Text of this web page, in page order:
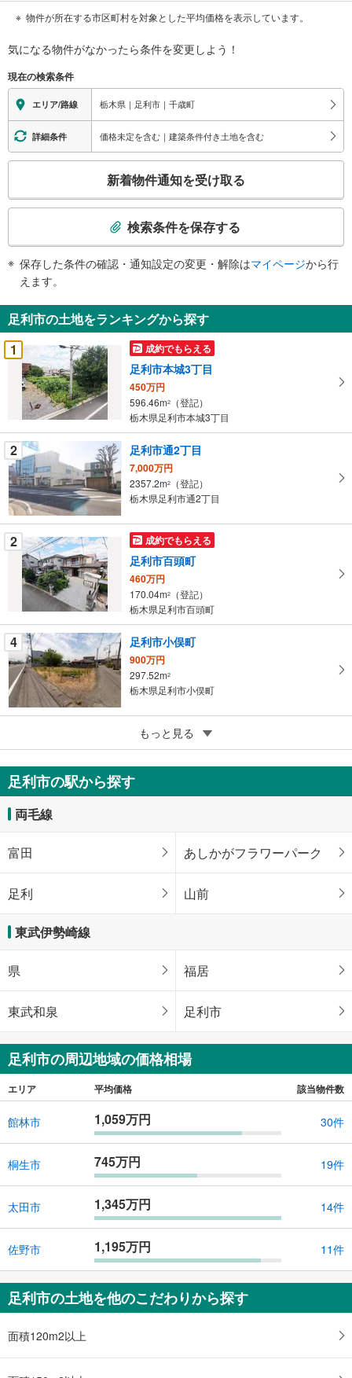
物件が所在する市区町村を対象とした平均価格を表示しています。
気になる物件がなかったら条件を変更しよう！
現在の検索条件
エリア/路線 栃木県｜足利市｜千歳町
詳細条件 価格未定を含む｜建築条件付き土地を含む
検
知
を
受
け
件
を
マ
イ
ペ
ー
ジ
る
新着物件通知を受け取る
検索条件を保存する
保存した条件の確認・通知設定の変更・解除はマイページから行
えます。
足利市の土地をランキングから探す
1
成約でもらえる
足利市本城3丁目
450万円
596.46m2
（登記）
栃木県足利市本城3丁目
2 足利市通2丁目
7,000万円
2357.2m2
（登記）
栃木県足利市通2丁目
2 成約でもらえる
足利市百頭町
460万円
170.04m2
（登記）
栃木県足利市百頭町
4 足利市小俣町
900万円
297.52m2
栃木県足利市小俣町
足利市助戸仲町
600万円
494m2（登記）
栃木県足利市助戸仲町
もっと見る
足利市の駅から探す
両毛線
富田 あしかがフラワーパーク
足利 山前
東武伊勢崎線
県 福居
東武和泉 足利市
足利市の周辺地域の価格相場
エリア 平均価格 該当物件数
館林市 1,059万円 30件
桐生市 745万円 19件
太田市 1,345万円 14件
佐野市 1,195万円 11件
足利市の土地を他のこだわりから探す
面積120m2以上